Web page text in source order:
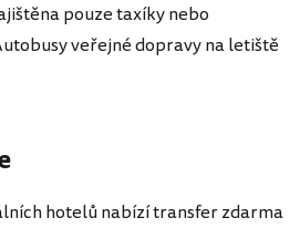
pouze taxíky nebo
veřejné dopravy na letiště
hotelů nabízí transfer zdarma